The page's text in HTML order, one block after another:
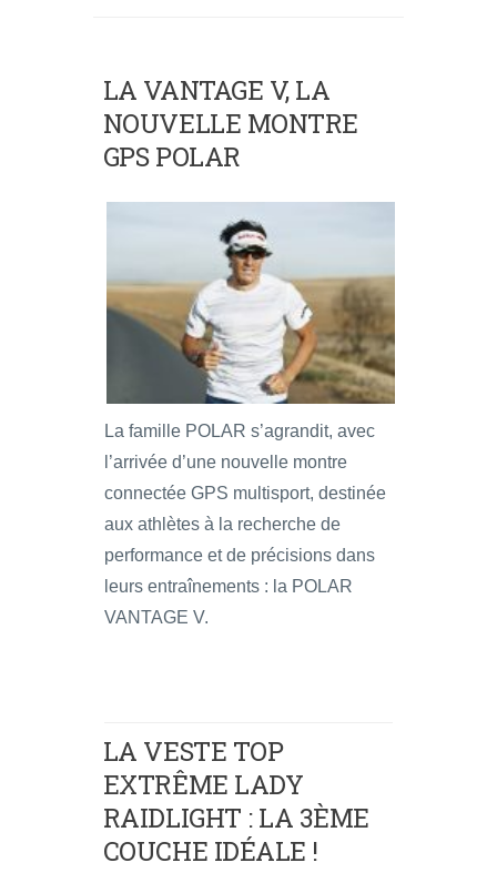
LA VANTAGE V, LA
NOUVELLE MONTRE
GPS POLAR
La famille POLAR s’agrandit, avec
l’arrivée d’une nouvelle montre
connectée GPS multisport, destinée
aux athlètes à la recherche de
performance et de précisions dans
leurs entraînements : la POLAR
VANTAGE V.
LA VESTE TOP
EXTRÊME LADY
RAIDLIGHT : LA 3ÈME
COUCHE IDÉALE !